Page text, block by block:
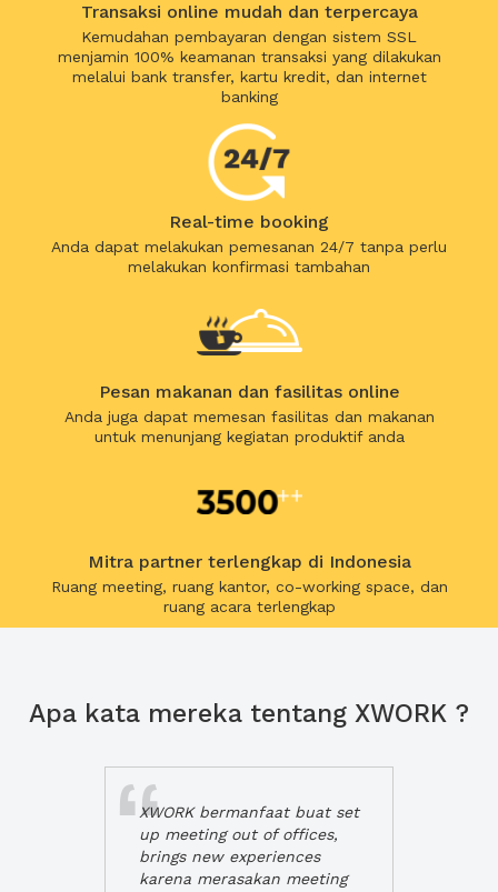
Transaksi online mudah dan terpercaya
Kemudahan pembayaran dengan sistem SSL
menjamin 100% keamanan transaksi yang dilakukan
melalui bank transfer, kartu kredit, dan internet
banking
Real-time booking
Anda dapat melakukan pemesanan 24/7 tanpa perlu
melakukan konfirmasi tambahan
Pesan makanan dan fasilitas online
Anda juga dapat memesan fasilitas dan makanan
untuk menunjang kegiatan produktif anda
Mitra partner terlengkap di Indonesia
Ruang meeting, ruang kantor, co-working space, dan
ruang acara terlengkap
Apa kata mereka tentang XWORK ?
XWORK bermanfaat buat set
up meeting out of offices,
brings new experiences
karena merasakan meeting